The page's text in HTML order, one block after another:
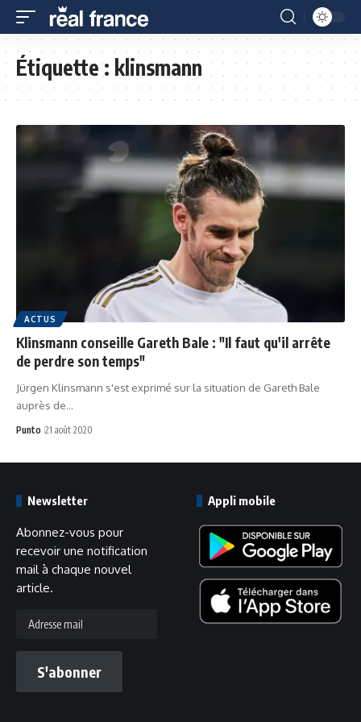
Étiquette :klinsmann
ACTUS
Klinsmann conseille Gareth Bale : "Il faut qu'il arrête
de perdre son temps"
Jürgen Klinsmann s'est exprimé sur la situation de Gareth Bale
auprès de…
Punto 21 août 2020
Newsletter
Abonnez-vous pour
recevoir une notification
mail à chaque nouvel
article.
mail
S'abonner
Appli mobile